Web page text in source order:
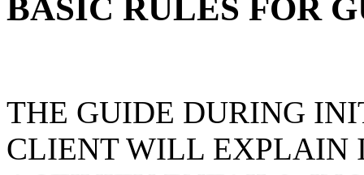
BASIC RULES FOR
THE GUIDE DURING
CLIENT WILL EXPLAIN